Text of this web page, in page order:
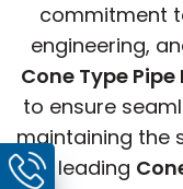
commitment
engineering,
Cone Type
to ensure
maintaining the
a leading